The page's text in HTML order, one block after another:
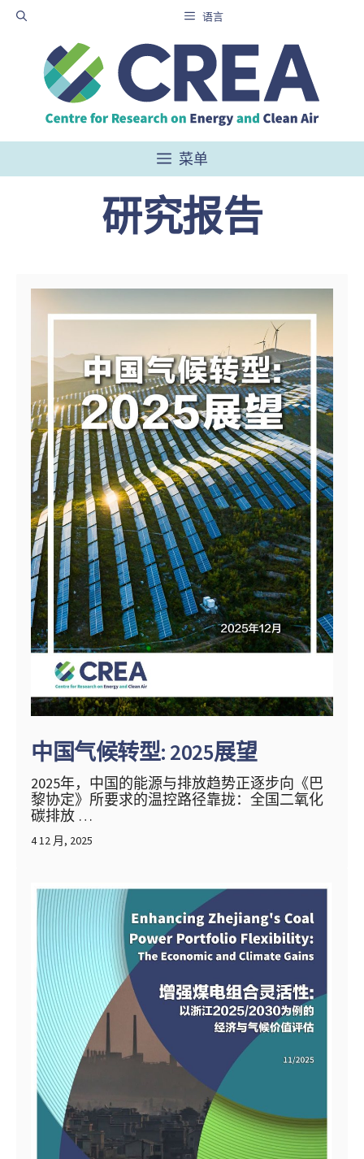
语言
菜单
研究报告
中国气候转型: 2025展望
2025年，中国的能源与排放趋势正逐步向《巴
黎协定》所要求的温控路径靠拢：全国二氧化
碳排放 …
4 12 月, 2025